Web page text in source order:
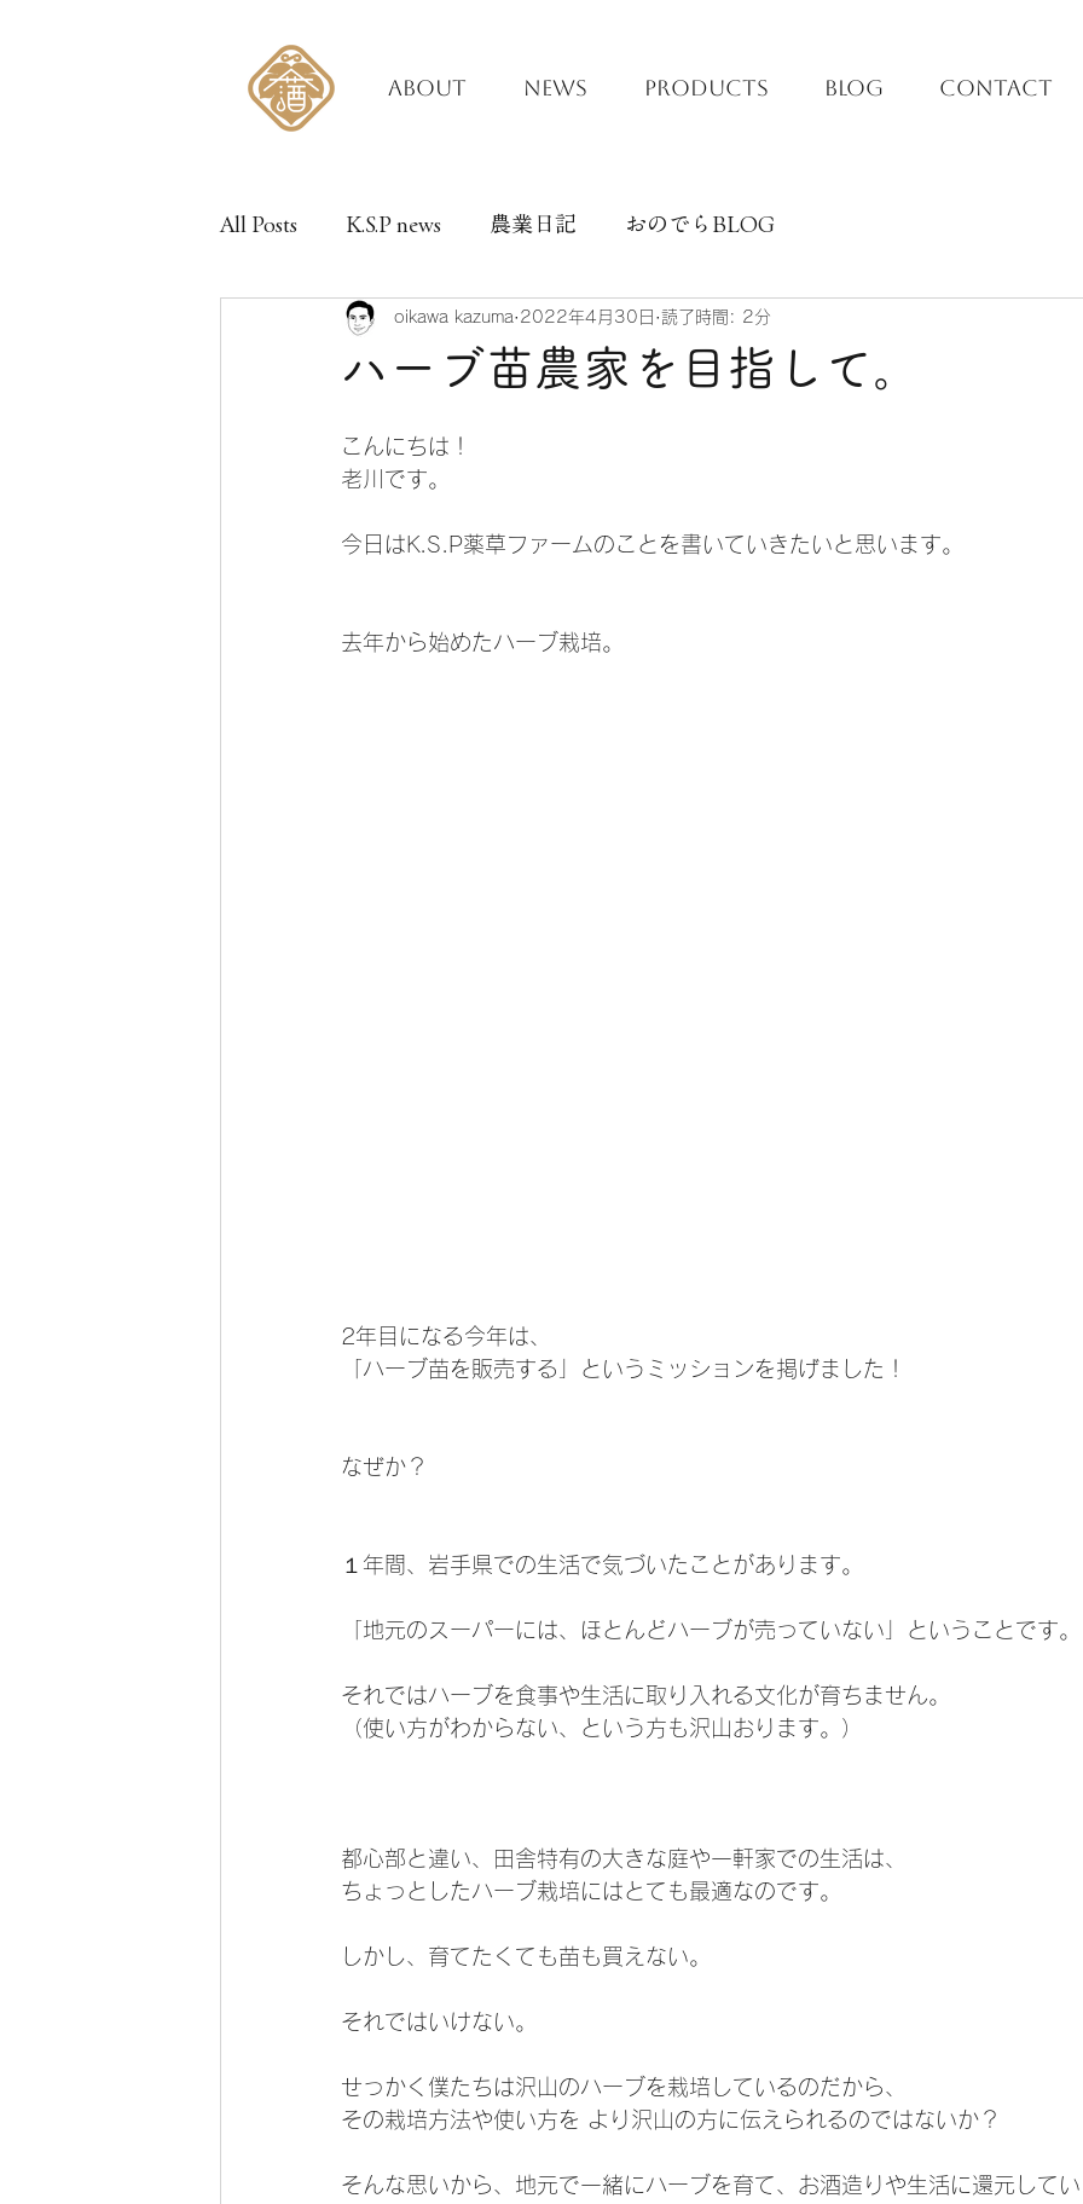
ABOUT NEWS PRODUCTS BLOG CONTACT
All Posts K.S.P news 農業日記 おのでらBLOG
ハーブ苗農家を目指して。
oikawa kazuma 2022年4月30日 読了時間: 2分
こんにちは！
老川です。
今日はK.S.P薬草ファームのことを書いていきたいと思います。
去年から始めたハーブ栽培。
2年目になる今年は、
「ハーブ苗を販売する」というミッションを掲げました！
なぜか？
１年間、岩手県での生活で気づいたことがあります。
「地元のスーパーには、ほとんどハーブが売っていない」ということです。
それではハーブを食事や生活に取り入れる文化が育ちません。
（使い方がわからない、という方も沢山おります。）
都心部と違い、田舎特有の大きな庭や一軒家での生活は、
ちょっとしたハーブ栽培にはとても最適なのです。
しかし、育てたくても苗も買えない。
それではいけない。
せっかく僕たちは沢山のハーブを栽培しているのだから、
その栽培方法や使い方を より沢山の方に伝えられるのではないか？
そんな思いから、地元で一緒にハーブを育て、お酒造りや生活に還元して